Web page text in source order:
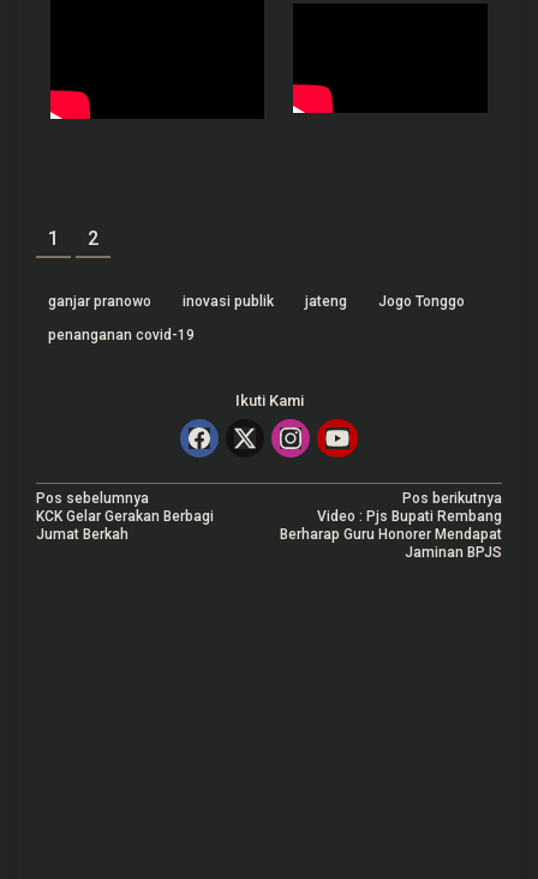
1 2
ganjar pranowo inovasi publik jateng
Jogo Tonggo
penanganan covid-19
Ikuti Kami
N
a
Pos sebelumnya
KCK Gelar Gerakan Berbagi
Jumat Berkah
Pos berikutnya
Video : Pjs Bupati Rembang
Berharap Guru Honorer Mendapat
Jaminan BPJS